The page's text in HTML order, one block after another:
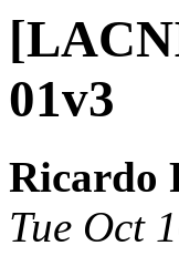
01v3
Ricardo
Tue Oct